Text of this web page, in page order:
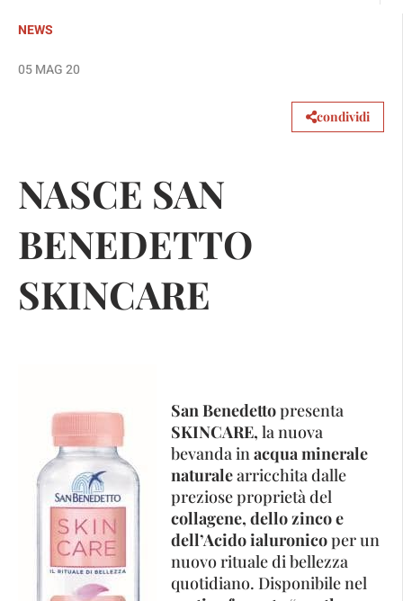
NEWS
05 MAG 20
condividi
NASCE SAN
BENEDETTO
SKINCARE
San Benedettopresenta
SKINCARE, la nuova
bevanda in acqua minerale
naturalearricchita dalle
preziose proprietà del
collagene, dello zinco e
dell’Acido ialuronicoper un
nuovo rituale di bellezza
quotidiano. Disponibile nel